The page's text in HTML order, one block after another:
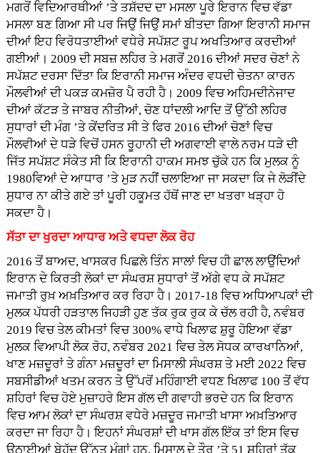
ਮਗਰੋਂ ਵਿਦਿਆਰਥੀਆਂ ’ਤੇ ਤਸ਼ੱਦਦ ਦਾ ਮਸਲਾ ਪੂਰੇ ਇਰਾਨ ਵਿਚ ਵੱਡਾ
ਮਸਲਾ ਬਣ ਗਿਆ ਸੀ ਪਰ ਜਿਉਂ ਜਿਉਂ ਸਮਾਂ ਬੀਤਦਾ ਗਿਆ ਇਰਾਨੀ ਸਮਾਜ
ਦੀਆਂ ਇਹ ਵਿਰੋਧਤਾਈਆਂ ਵਧੇਰੇ ਸਪੱਸ਼ਟ ਰੂਪ ਅਖਤਿਆਰ ਕਰਦੀਆਂ
ਗਈਆਂ। 2009 ਦੀ ਸਬਜ਼ ਲਹਿਰ ਤੇ ਮਗਰੋਂ 2016 ਦੀਆਂ ਸਦਰ ਚੋਣਾਂ ਨੇ
ਸਪੱਸ਼ਟ ਦਰਸਾ ਦਿੱਤਾ ਕਿ ਇਰਾਨੀ ਸਮਾਜ ਅੰਦਰ ਵਧਦੀ ਚੇਤਨਾ ਕਾਰਨ
ਮੌਲਵੀਆਂ ਦੀ ਪਕੜ ਕਮਜ਼ੋਰ ਪੈ ਰਹੀ ਹੈ। 2009 ਵਿਚ ਅਹਿਮਦੀਨੇਜਾਦ
ਦੀਆਂ ਕੱਟੜ ਤੇ ਜਾਬਰ ਨੀਤੀਆਂ, ਚੋਣ ਧਾਂਦਲੀ ਆਦਿ ਤੋਂ ਉੱਠੀ ਲਹਿਰ
ਸੁਧਾਰਾਂ ਦੀ ਮੰਗ ’ਤੇ ਕੇਂਦਰਿਤ ਸੀ ਤੇ ਫਿਰ 2016 ਦੀਆਂ ਚੋਣਾਂ ਵਿਚ
ਮੌਲਵੀਆਂ ਦੇ ਧੜੇ ਵਿਚੋਂ ਹਸਨ ਰੂਹਾਨੀ ਦੀ ਅਗਵਾਈ ਵਾਲੇ ਨਰਮ ਧੜੇ ਦੀ
ਜਿੱਤ ਸਪੱਸ਼ਟ ਸੰਕੇਤ ਸੀ ਕਿ ਇਰਾਨੀ ਹਾਕਮ ਸਮਝ ਚੁੱਕੇ ਹਨ ਕਿ ਮੁਲਕ ਨੂੰ
1980ਵਿਆਂ ਦੇ ਆਧਾਰ ’ਤੇ ਮੁੜ ਨਹੀਂ ਚਲਾਇਆ ਜਾ ਸਕਦਾ ਕਿ ਜੇ ਲੋੜੀਂਦੇ
ਸੁਧਾਰ ਨਾ ਕੀਤੇ ਗਏ ਤਾਂ ਪੂਰੀ ਹਕੂਮਤ ਹੱਥੋਂ ਜਾਣ ਦਾ ਖਤਰਾ ਖੜ੍ਹਾ ਹੋ
ਸਕਦਾ ਹੈ।
ਸੱਤਾ ਦਾ ਖੁਰਦਾ ਆਧਾਰ ਅਤੇ ਵਧਦਾ ਲੋਕ ਰੋਹ
2016 ਤੋਂ ਬਾਅਦ, ਖਾਸਕਰ ਪਿਛਲੇ ਤਿੰਨ ਸਾਲਾਂ ਵਿਚ ਹੀ ਛਾਲ ਲਾਉਂਦਿਆਂ
ਇਰਾਨ ਦੇ ਕਿਰਤੀ ਲੋਕਾਂ ਦਾ ਸੰਘਰਸ਼ ਸੁਧਾਰਾਂ ਤੋਂ ਅੱਗੇ ਵਧ ਕੇ ਸਪੱਸ਼ਟ
ਜਮਾਤੀ ਰੁਖ਼ ਅਖ਼ਤਿਆਰ ਕਰ ਰਿਹਾ ਹੈ। 2017-18 ਵਿਚ ਅਧਿਆਪਕਾਂ ਦੀ
ਮੁਲਕ ਪੱਧਰੀ ਹੜਤਾਲ ਜਿਹੜੀ ਹੁਣ ਤੱਕ ਰੁਕ ਰੁਕ ਕੇ ਚੱਲ ਰਹੀ ਹੈ, ਨਵੰਬਰ
2019 ਵਿਚ ਤੇਲ ਕੀਮਤਾਂ ਵਿਚ 300% ਵਾਧੇ ਖਿਲਾਫ ਸ਼ੁਰੂ ਹੋਇਆ ਵੱਡਾ
ਮੁਲਕ ਵਿਆਪੀ ਲੋਕ ਰੋਹ, ਨਵੰਬਰ 2021 ਵਿਚ ਤੇਲ ਸੋਧਕ ਕਾਰਖਾਨਿਆਂ,
ਖਾਣ ਮਜ਼ਦੂਰਾਂ ਤੇ ਗੰਨਾ ਮਜ਼ਦੂਰਾਂ ਦਾ ਮਿਸਾਲੀ ਸੰਘਰਸ਼ ਤੇ ਮਈ 2022 ਵਿਚ
ਸਬਸੀਡੀਆਂ ਖਤਮ ਕਰਨ ਤੇ ਉੱਪਰੋਂ ਮਹਿੰਗਾਈ ਵਧਣ ਖਿਲਾਫ 100 ਤੋਂ ਵੱਧ
ਸ਼ਹਿਰਾਂ ਵਿਚ ਹੋਏ ਮੁਜ਼ਾਹਰੇ ਇਸ ਗੱਲ ਦੀ ਗਵਾਹੀ ਭਰਦੇ ਹਨ ਕਿ ਇਰਾਨ
ਵਿਚ ਆਮ ਲੋਕਾਂ ਦਾ ਸੰਘਰਸ਼ ਵਧੇਰੇ ਮਜ਼ਦੂਰ ਜਮਾਤੀ ਖਾਸਾ ਅਖ਼ਤਿਆਰ
ਕਰਦਾ ਜਾ ਰਿਹਾ ਹੈ। ਇਹਨਾਂ ਸੰਘਰਸ਼ਾਂ ਦੀ ਖਾਸ ਗੱਲ ਇੱਕ ਤਾਂ ਇਸ ਵਿਚ
ਉਠਾਈਆਂ ਬੇਹੱਦ ਉੱਨਤ ਮੰਗਾਂ ਹਨ, ਮਿਸਾਲ ਦੇ ਤੌਰ ’ਤੇ 51 ਸ਼ਹਿਰਾਂ ਤੱਕ